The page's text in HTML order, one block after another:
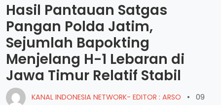
Hasil Pantauan Satgas
Pangan Polda Jatim,
Sejumlah Bapokting
Menjelang H-1 Lebaran di
Jawa Timur Relatif Stabil
KANAL INDONESIA NETWORK- EDITOR : ARSO •
09